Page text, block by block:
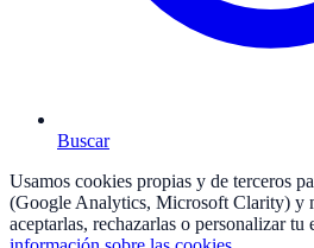
Buscar
Usamos cookies propias y de terceros
(Google Analytics, Microsoft Clarity) y
aceptarlas, rechazarlas o personalizar tu